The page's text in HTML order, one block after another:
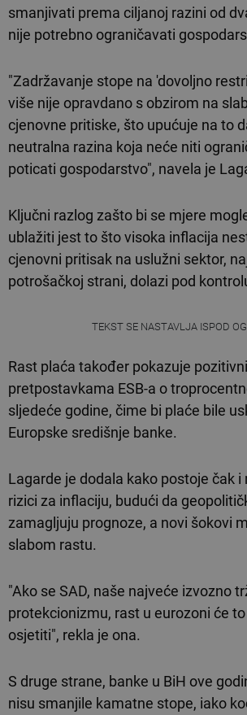
smanjivati prema ciljanoj razini od
nije potrebno ograničavati
"Zadržavanje stope na 'dovoljno
više nije opravdano s obzirom na
cjenovne pritiske, što upućuje na to
neutralna razina koja neće niti
poticati gospodarstvo", navela je
Ključni razlog zašto bi se mjere
ublažiti jest to što visoka inflacija
cjenovni pritisak na uslužni sektor,
potrošačkoj strani, dolazi pod
TEKST SE NASTAVLJA ISPOD
Rast plaća također pokazuje
pretpostavkama ESB-a o
sljedeće godine, čime bi plaće bile
Europske središnje banke.
Lagarde je dodala kako postoje čak i
rizici za inflaciju, budući da
zamagljuju prognoze, a novi šokovi
slabom rastu.
"Ako se SAD, naše najveće izvozno
protekcionizmu, rast u eurozoni će
osjetiti", rekla je ona.
S druge strane, banke u BiH ove
nisu smanjile kamatne stope, iako